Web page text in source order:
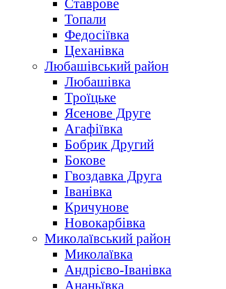
Ставрове
Топали
Федосіївка
Цеханівка
Любашівський район
Любашівка
Троїцьке
Ясенове Друге
Агафіївка
Бобрик Другий
Бокове
Гвоздавка Друга
Іванівка
Кричунове
Новокарбівка
Миколаївський район
Миколаївка
Андрієво-Іванівка
Ананьївка